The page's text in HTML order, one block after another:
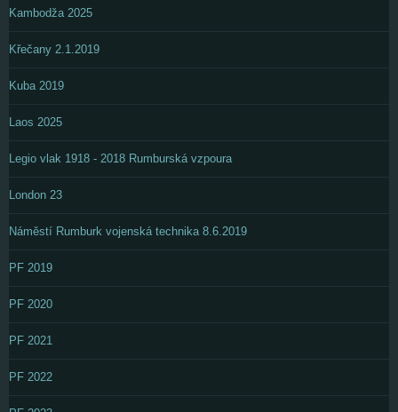
Kambodža 2025
Křečany 2.1.2019
Kuba 2019
Laos 2025
Legio vlak 1918 - 2018 Rumburská vzpoura
London 23
Náměstí Rumburk vojenská technika 8.6.2019
PF 2019
PF 2020
PF 2021
PF 2022